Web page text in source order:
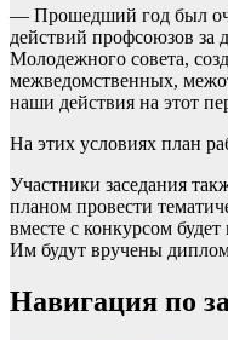
— Прошедший год был
действий профсоюзов за
Молодежного совета,
межведомственных,
наши действия на этот
На этих условиях план
Участники заседания
планом провести
вместе с конкурсом
Им будут вручены
Навигация по